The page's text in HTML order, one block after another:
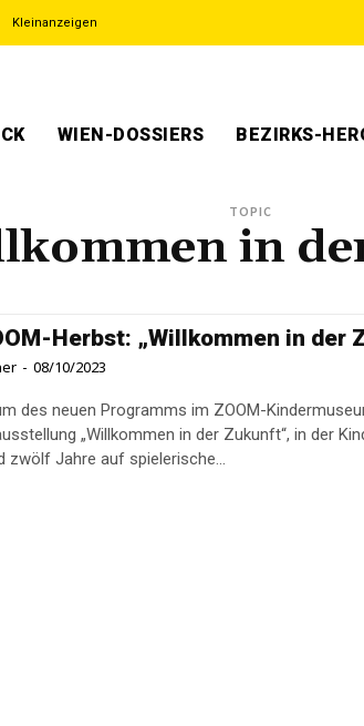
Kleinanzeigen
WIEN-DOSSIERS BEZIRKS-
TOPIC
in
Herbst: „Willkommen in der
- 08/10/2023
des neuen Programms im ZOOM-
„Willkommen in der Zukunft“, in der
zwölf Jahre auf spielerische...